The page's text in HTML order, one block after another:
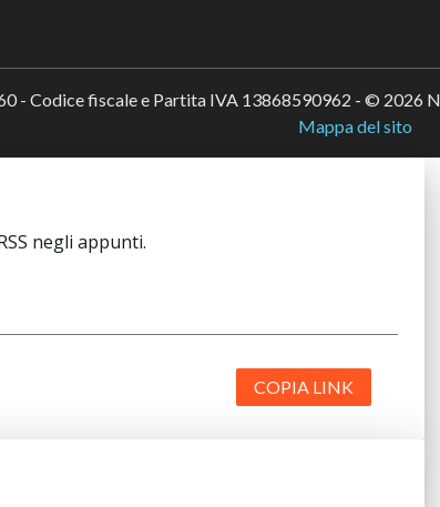
- Codice fiscale e Partita IVA 13868590962 - © 2026
Mappa del sito
negli appunti.
COPIA LINK